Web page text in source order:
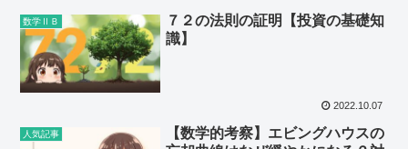
数学ⅡＢ
７２の法則の証明【投資の基礎知
識】
2022.10.07
人気記事
【数学的考察】エビングハウスの